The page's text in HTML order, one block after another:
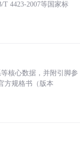
4423-2007等国家标
核心数据，并附引脚参
方规格书（版本